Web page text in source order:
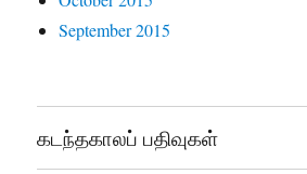
September 2015
கடந்தகாலப் பதிவுகள்